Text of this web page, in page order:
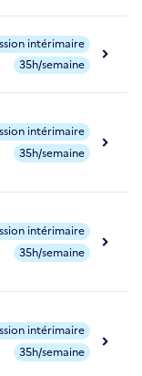
intérimaire
35h/semaine
intérimaire
35h/semaine
intérimaire
35h/semaine
intérimaire
35h/semaine